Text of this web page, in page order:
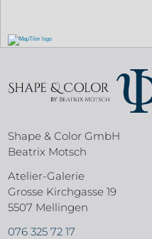
Shape & Color GmbH
Beatrix Motsch
Atelier-Galerie
Grosse Kirchgasse 19
5507 Mellingen
076 325 72 17